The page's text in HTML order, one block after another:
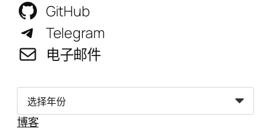
GitHub
Telegram
电子邮件
归
博客